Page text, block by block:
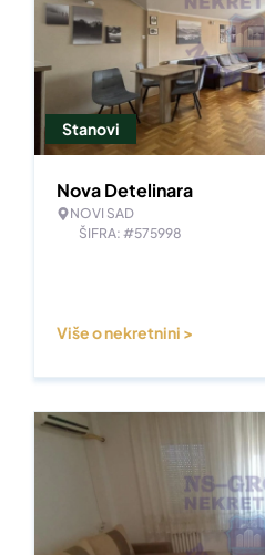
Stanovi
Nova Detelinara
NOVI SAD
ŠIFRA: #575998
Više o nekretnini >